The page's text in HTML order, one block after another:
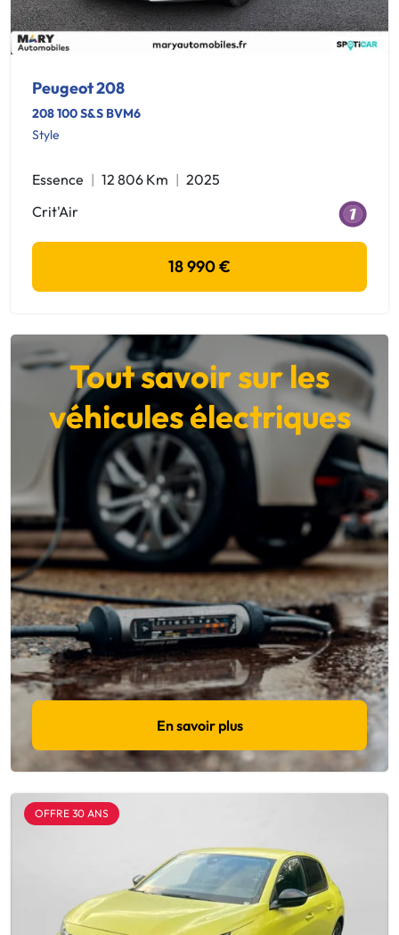
Peugeot 208
208 100 S&S BVM6
Style
Essence 12 806 Km
2025
Crit'Air
18 990 €
Tout savoir sur les
véhicules électriques
En savoir plus
OFFRE 30 ANS